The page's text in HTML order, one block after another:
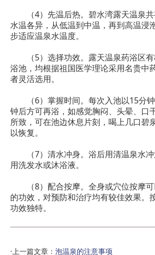
（4）先温后热。碧水湾露天温泉共
水温各异，从低温到中温，再到高温浸
步适应温泉水温度。
（5）选择功效。露天温泉药浴区有
浴池，均根据祖国医学理论采用名贵中
者灵活选用。
（6）掌握时间。每次入池以15分钟
钟后方可再浴，如感觉胸闷、头晕、口
所致，可在池边休息片刻，喝上几口碧
以恢复。
（7）清水冲身。浴后用清温泉水冲
用洗发水或沐浴液。
（8）配合按摩。全身或穴位按摩可
的功效，对预防和治疗均有较佳效果。
功效独特。
·上一篇文章： 泡温泉的注意事项